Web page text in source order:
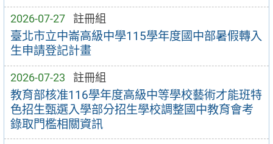
2026-07-27 註冊組
臺北市立中崙高級中學115學年度國中部暑假轉入
生申請登記計畫
2026-07-23 註冊組
教育部核准116學年度高級中等學校藝術才能班特
色招生甄選入學部分招生學校調整國中教育會考
錄取門檻相關資訊